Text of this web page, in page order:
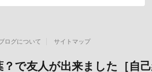
ログについて サイトマップ
で友人が出来ました［自己